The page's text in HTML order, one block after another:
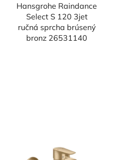
Hansgrohe Raindance
Select S 120 3jet
ručná sprcha brúsený
bronz 26531140